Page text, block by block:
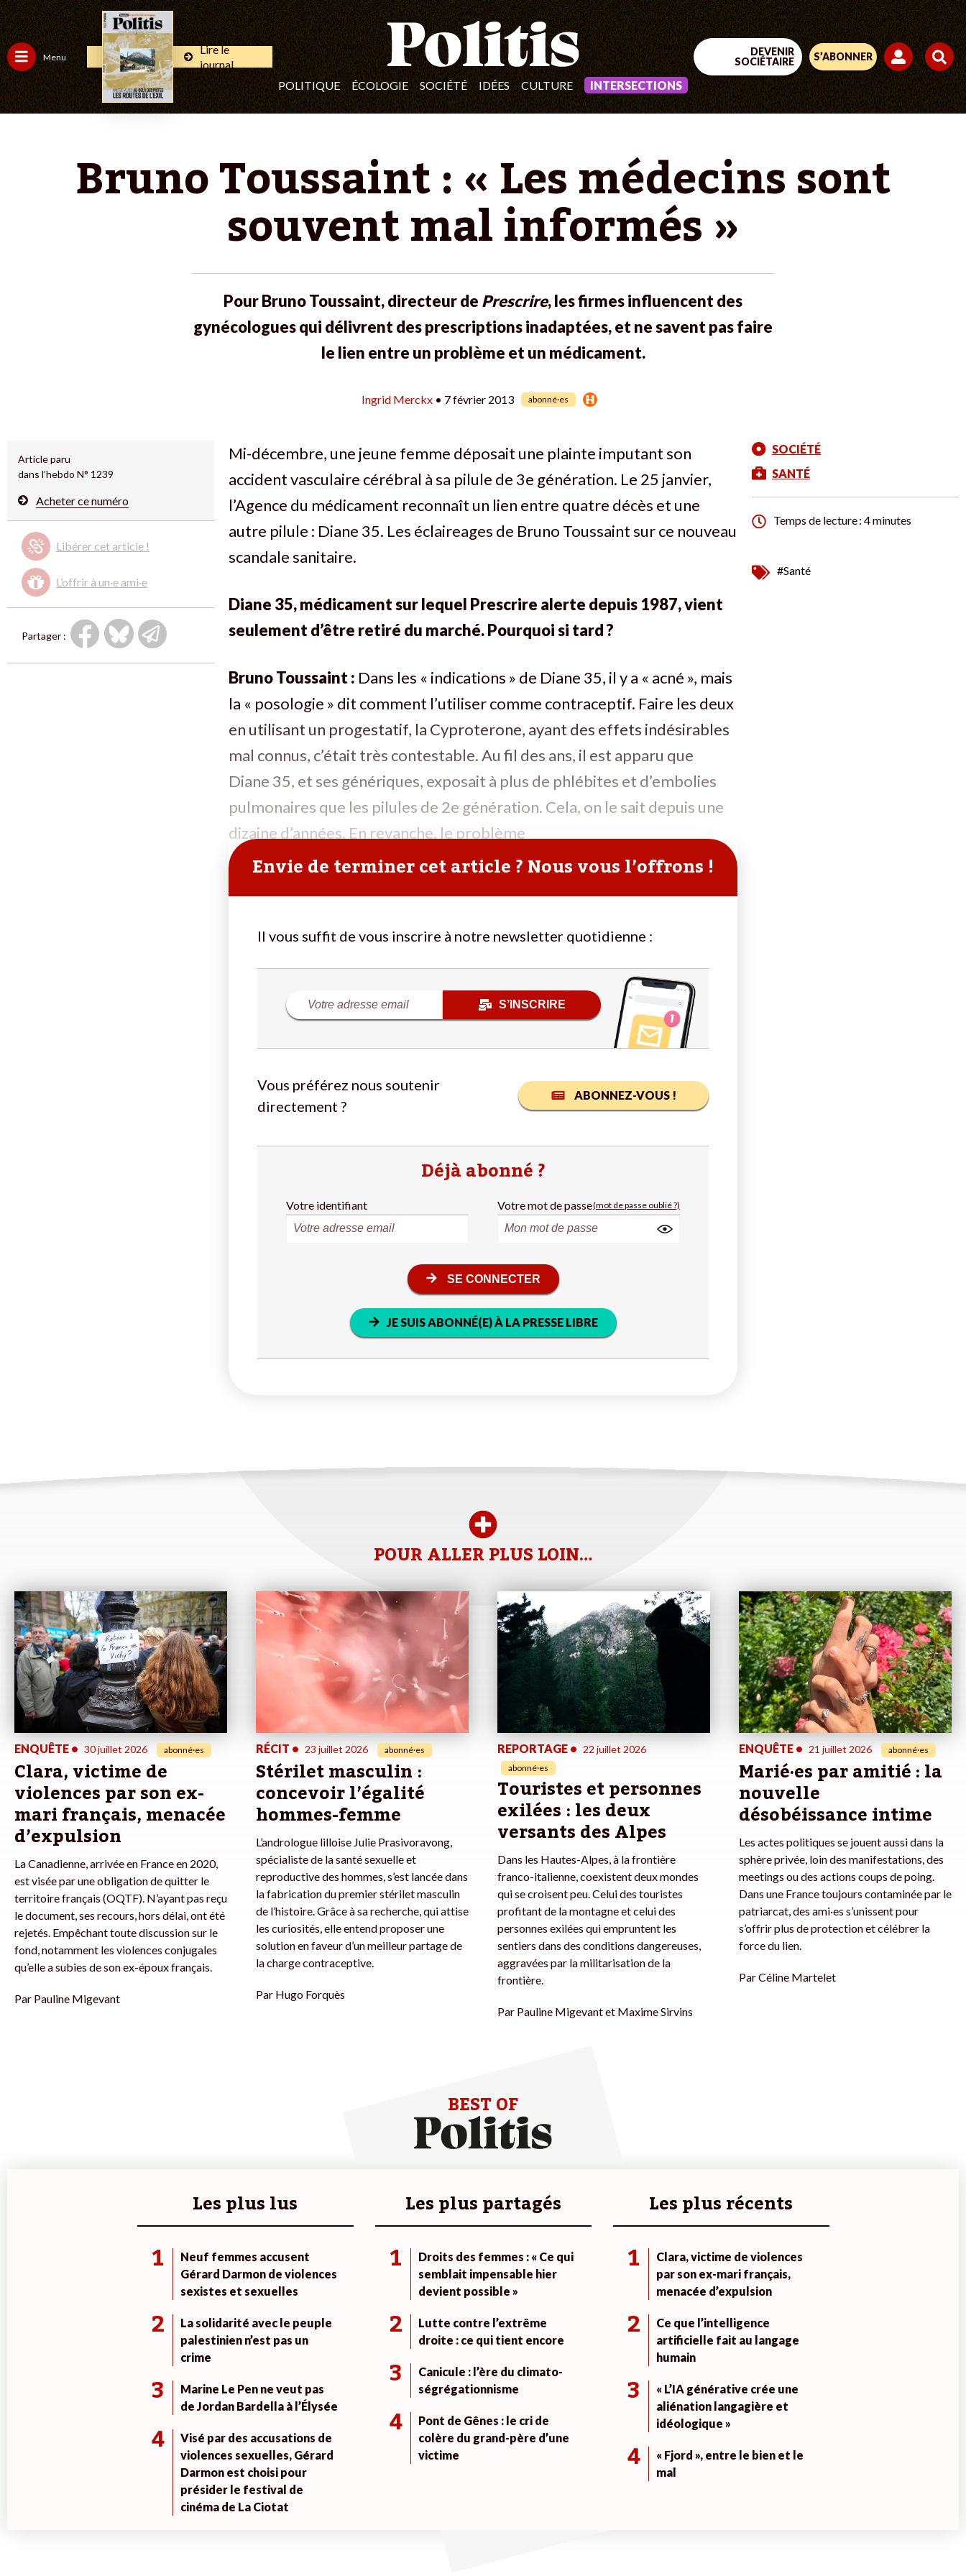
Menu
Lire le
journal
POLITIQUE
ÉCOLOGIE SOCIÉTÉ IDÉES CULTURE INTERSECTIONS
DEVENIR
SOCIÉTAIRE
S’ABONNER
Bruno Toussaint : « Les médecins sont
souvent mal informés »
Pour Bruno Toussaint, directeur de Prescrire, les firmes influencent des
gynécologues qui délivrent des prescriptions inadaptées, et ne savent pas faire
le lien entre un problème et un médicament.
Ingrid Merckx • 7 février 2013 abonné·es
Article paru
dans l’hebdo N° 1239
Acheter ce numéro
Libérer cet article !
L’offrir à un·e ami·e
Partager :
Mi-décembre, une jeune femme déposait une plainte imputant son
accident vasculaire cérébral à sa pilule de 3e génération. Le 25 janvier,
l’Agence du médicament reconnaît un lien entre quatre décès et une
autre pilule : Diane 35. Les éclaireages de Bruno Toussaint sur ce nouveau
scandale sanitaire.
Diane 35, médicament sur lequel Prescrire alerte depuis 1987, vient
seulement d’être retiré du marché. Pourquoi si tard ?
Bruno Toussaint : Dans les « indications » de Diane 35, il y a « acné », mais
la « posologie » dit comment l’utiliser comme contraceptif. Faire les deux
en utilisant un progestatif, la Cyproterone, ayant des effets indésirables
mal connus, c’était très contestable. Au fil des ans, il est apparu que
Diane 35, et ses génériques, exposait à plus de phlébites et d’embolies
pulmonaires que les pilules de 2e génération. Cela, on le sait depuis une
dizaine d’années. En revanche, le problème
Envie de terminer cet article ? Nous vous l’offrons !
Il vous suffit de vous inscrire à notre newsletter quotidienne :
S’INSCRIRE
Vous préférez nous soutenir
directement ?
ABONNEZ-VOUS !
Déjà abonné ?
Votre identifiant Votre mot de passe(mot de passe oublié ?)
SE CONNECTER
JE SUIS ABONNÉ(E) À LA PRESSE LIBRE
SOCIÉTÉ
SANTÉ
Temps de lecture : 4 minutes
#Santé
POUR ALLER PLUS LOIN…
ENQUÊTE • 30 juillet 2026 abonné·es
Clara, victime de
violences par son ex-
mari français, menacée
d’expulsion
La Canadienne, arrivée en France en 2020,
est visée par une obligation de quitter le
territoire français (OQTF). N’ayant pas reçu
le document, ses recours, hors délai, ont été
rejetés. Empêchant toute discussion sur le
fond, notamment les violences conjugales
qu’elle a subies de son ex-époux français.
Par Pauline Migevant
RÉCIT • 23 juillet 2026 abonné·es
Stérilet masculin :
concevoir l’égalité
hommes-femme
L’andrologue lilloise Julie Prasivoravong,
spécialiste de la santé sexuelle et
reproductive des hommes, s’est lancée dans
la fabrication du premier stérilet masculin
de l’histoire. Grâce à sa recherche, qui attise
les curiosités, elle entend proposer une
solution en faveur d’un meilleur partage de
la charge contraceptive.
Par Hugo Forquès
REPORTAGE • 22 juillet 2026
abonné·es
Touristes et personnes
exilées : les deux
versants des Alpes
Dans les Hautes-Alpes, à la frontière
franco-italienne, coexistent deux mondes
qui se croisent peu. Celui des touristes
profitant de la montagne et celui des
personnes exilées qui empruntent les
sentiers dans des conditions dangereuses,
aggravées par la militarisation de la
frontière.
Par Pauline Migevant et Maxime Sirvins
ENQUÊTE • 21 juillet 2026 abonné·es
Marié·es par amitié : la
nouvelle
désobéissance intime
Les actes politiques se jouent aussi dans la
sphère privée, loin des manifestations, des
meetings ou des actions coups de poing.
Dans une France toujours contaminée par le
patriarcat, des ami·es s’unissent pour
s’offrir plus de protection et célébrer la
force du lien.
ParCéline Martelet
BEST OF
Les plus lus
1
Neuf femmes accusent
Gérard Darmon de violences
sexistes et sexuelles
2
La solidarité avec le peuple
palestinien n’est pas un
crime
3
Marine Le Pen ne veut pas
de Jordan Bardella à l’Élysée
4
Visé par des accusations de
violences sexuelles, Gérard
Darmon est choisi pour
présider le festival de
cinéma de La Ciotat
Les plus partagés
1
Droits des femmes : « Ce qui
semblait impensable hier
devient possible »
2
Lutte contre l’extrême
droite : ce qui tient encore
3
Canicule : l’ère du climato-
ségrégationnisme
4
Pont de Gênes : le cri de
colère du grand-père d’une
victime
Les plus récents
1
Clara, victime de violences
par son ex-mari français,
menacée d’expulsion
2
Ce que l’intelligence
artificielle fait au langage
humain
3
« L’IA générative crée une
aliénation langagière et
idéologique »
4
« Fjord », entre le bien et le
mal